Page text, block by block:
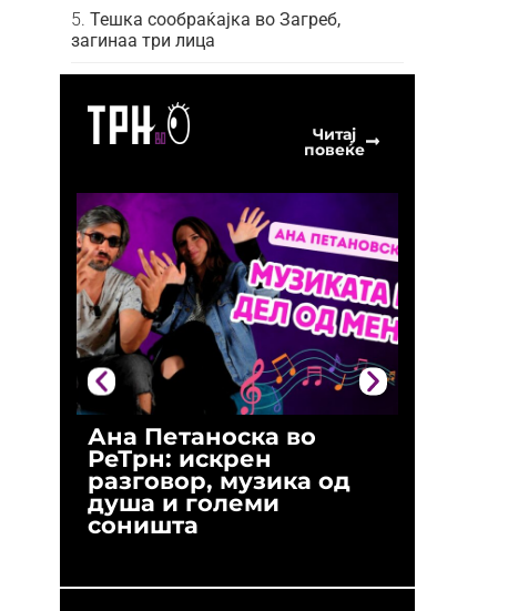
Тешка сообраќајка во Загреб,
загинаа три лица
Читај
повеќе
Ана Петаноска во
РеТрн: искрен
разговор, музика од
душа и големи
соништа